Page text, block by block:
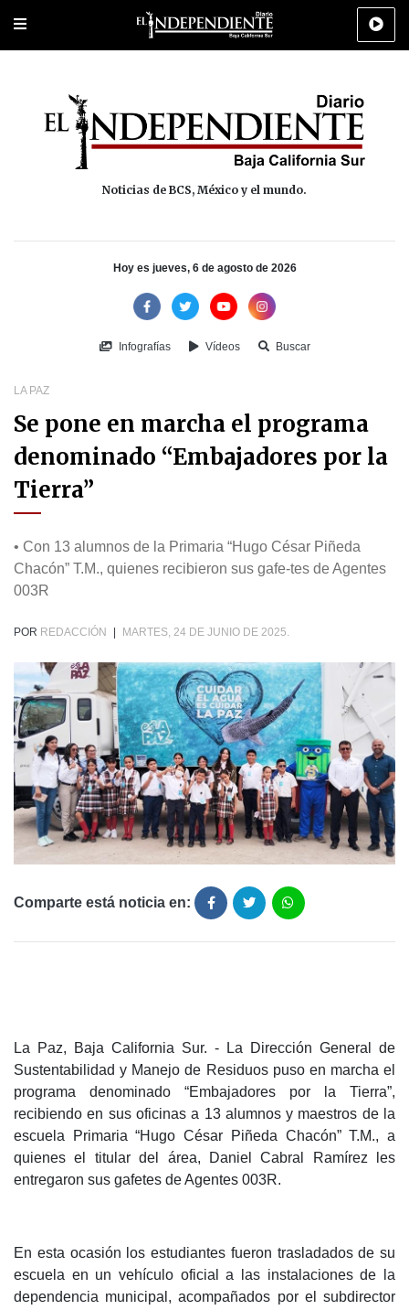
Portada Los Cabos Policiaca Deportes Cultura
Noticias de BCS, México y el mundo.
Hoy es jueves, 6 de agosto de 2026
Infografías Vídeos Buscar
LA PAZ
Se pone en marcha el programa
denominado “Embajadores por la
Tierra”
• Con 13 alumnos de la Primaria “Hugo César Piñeda
Chacón” T.M., quienes recibieron sus gafe-tes de Agentes
003R
POR REDACCIÓN MARTES, 24 DE JUNIO DE 2025.
Comparte está noticia en:
La Paz, Baja California Sur. - La Dirección General de
Sustentabilidad y Manejo de Residuos puso en marcha el
programa denominado “Embajadores por la Tierra”,
recibiendo en sus oficinas a 13 alumnos y maestros de la
escuela Primaria “Hugo César Piñeda Chacón” T.M., a
quienes el titular del área, Daniel Cabral Ramírez les
entregaron sus gafetes de Agentes 003R.
En esta ocasión los estudiantes fueron trasladados de su
escuela en un vehículo oficial a las instalaciones de la
dependencia municipal, acompañados por el subdirector